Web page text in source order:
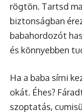
rögtön. Tartsd
biztonságban
babahordozót
és könnyebben
Ha a baba sírni
okát. Éhes?
szoptatás,